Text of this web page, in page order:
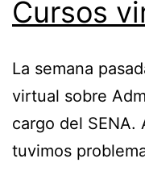
Cursos
La semana
virtual sobre
cargo del SENA.
tuvimos